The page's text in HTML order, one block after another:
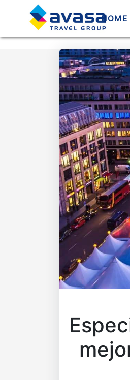
HOME